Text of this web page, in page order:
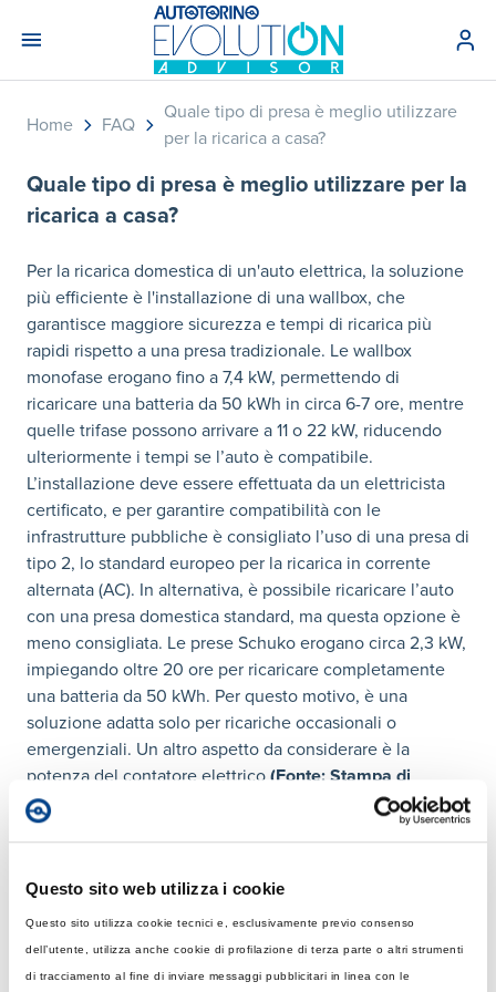
Questo sito web utilizza i cookie
Questo sito utilizza cookie tecnici e, esclusivamente previo consenso
dell’utente, utilizza anche cookie di profilazione di terza parte o altri strumenti
di tracciamento al fine di inviare messaggi pubblicitari in linea con le
Home FAQ
Quale tipo di presa è meglio utilizzare
per la ricarica a casa?
Quale tipo di presa è meglio utilizzare per la
ricarica a casa?
Per la ricarica domestica di un'auto elettrica, la soluzione
più efficiente è l'installazione di una wallbox, che
garantisce maggiore sicurezza e tempi di ricarica più
rapidi rispetto a una presa tradizionale. Le wallbox
monofase erogano fino a 7,4 kW, permettendo di
ricaricare una batteria da 50 kWh in circa 6-7 ore, mentre
quelle trifase possono arrivare a 11 o 22 kW, riducendo
ulteriormente i tempi se l’auto è compatibile.
L’installazione deve essere effettuata da un elettricista
certificato, e per garantire compatibilità con le
infrastrutture pubbliche è consigliato l’uso di una presa di
tipo 2, lo standard europeo per la ricarica in corrente
alternata (AC). In alternativa, è possibile ricaricare l’auto
con una presa domestica standard, ma questa opzione è
meno consigliata. Le prese Schuko erogano circa 2,3 kW,
impiegando oltre 20 ore per ricaricare completamente
una batteria da 50 kWh. Per questo motivo, è una
soluzione adatta solo per ricariche occasionali o
emergenziali. Un altro aspetto da considerare è la
potenza del contatore elettrico (Fonte: Stampa di
settore
. Se si prevede di utilizzare una wallbox,
potrebbe essere necessario aumentare la potenza
costi e l'impatto ambientale, è possibile utilizzare energia
impianto fotovoltaico.